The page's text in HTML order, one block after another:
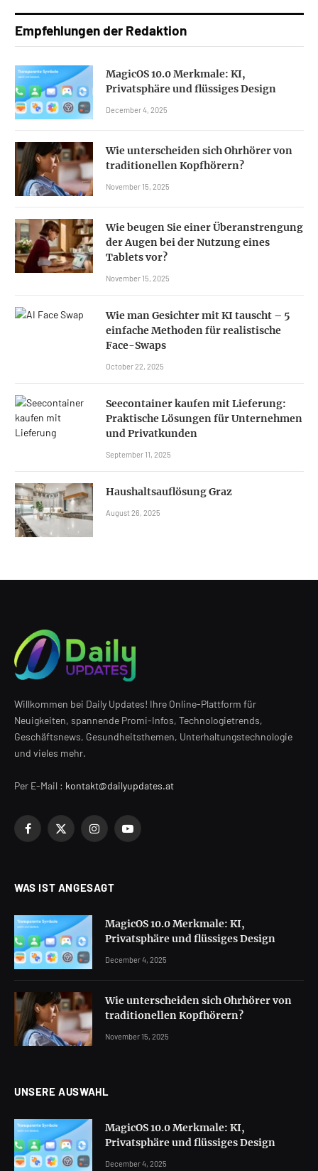
Empfehlungen der Redaktion
MagicOS 10.0 Merkmale: KI,
Privatsphäre und flüssiges Design
December 4, 2025
Wie unterscheiden sich Ohrhörer von
traditionellen Kopfhörern?
November 15, 2025
Wie beugen Sie einer Überanstrengung
der Augen bei der Nutzung eines
Tablets vor?
November 15, 2025
Wie man Gesichter mit KI tauscht – 5
einfache Methoden für realistische
Face-Swaps
October 22, 2025
Seecontainer kaufen mit Lieferung:
Praktische Lösungen für Unternehmen
und Privatkunden
September 11, 2025
Haushaltsauflösung Graz
August 26, 2025
Willkommen bei Daily Updates! Ihre Online-Plattform für
Neuigkeiten, spannende Promi-Infos, Technologietrends,
Geschäftsnews, Gesundheitsthemen, Unterhaltungstechnologie
und vieles mehr.
Per E-Mail : kontakt@dailyupdates.at
Facebook
X
InstagramYouTube
WAS IST ANGESAGT
MagicOS 10.0 Merkmale: KI,
Privatsphäre und flüssiges Design
December 4, 2025
Wie unterscheiden sich Ohrhörer von
traditionellen Kopfhörern?
November 15, 2025
UNSERE AUSWAHL
MagicOS 10.0 Merkmale: KI,
Privatsphäre und flüssiges Design
December 4, 2025